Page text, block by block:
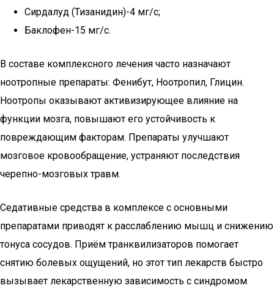
Сирдалуд (Тизанидин)-4 мг/c;
Баклофен-15 мг/с.
В составе комплексного лечения часто назначают
ноотропные препараты: Фенибут, Ноотропил, Глицин.
Ноотропы оказывают активизирующее влияние на
функции мозга, повышают его устойчивость к
повреждающим факторам. Препараты улучшают
мозговое кровообращение, устраняют последствия
черепно-мозговых травм.
Седативные средства в комплексе с основными
препаратами приводят к расслаблению мышц и снижению
тонуса сосудов. Приём транквилизаторов помогает
снятию болевых ощущений, но этот тип лекарств быстро
вызывает лекарственную зависимость с синдромом